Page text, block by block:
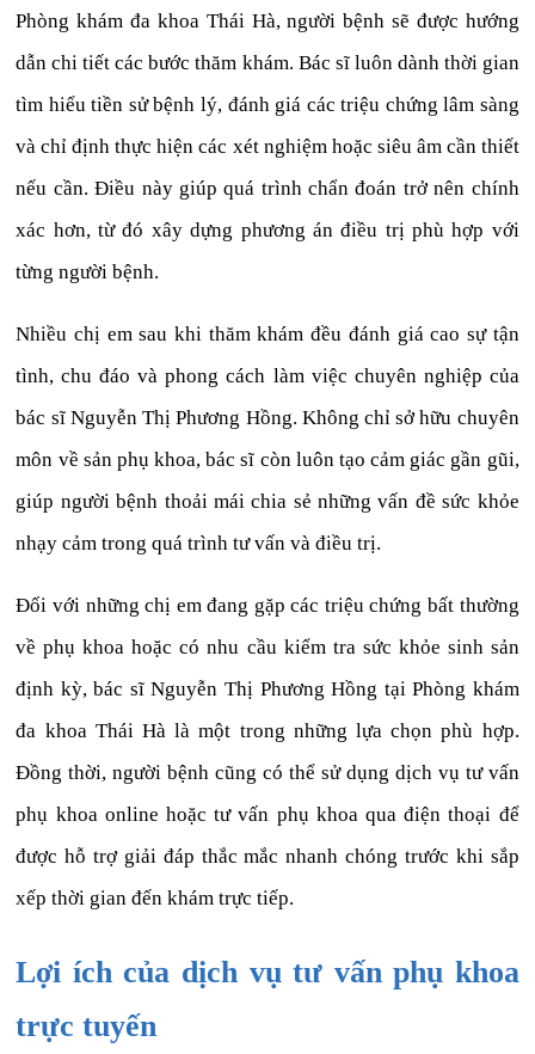
Phòng khám đa khoa Thái Hà, người bệnh sẽ được hướng
dẫn chi tiết các bước thăm khám. Bác sĩ luôn dành thời gian
tìm hiểu tiền sử bệnh lý, đánh giá các triệu chứng lâm sàng
và chỉ định thực hiện các xét nghiệm hoặc siêu âm cần thiết
nếu cần. Điều này giúp quá trình chẩn đoán trở nên chính
xác hơn, từ đó xây dựng phương án điều trị phù hợp với
từng người bệnh.
Nhiều chị em sau khi thăm khám đều đánh giá cao sự tận
tình, chu đáo và phong cách làm việc chuyên nghiệp của
bác sĩ Nguyễn Thị Phương Hồng. Không chỉ sở hữu chuyên
môn về sản phụ khoa, bác sĩ còn luôn tạo cảm giác gần gũi,
giúp người bệnh thoải mái chia sẻ những vấn đề sức khỏe
nhạy cảm trong quá trình tư vấn và điều trị.
Đối với những chị em đang gặp các triệu chứng bất thường
về phụ khoa hoặc có nhu cầu kiểm tra sức khỏe sinh sản
định kỳ, bác sĩ Nguyễn Thị Phương Hồng tại Phòng khám
đa khoa Thái Hà là một trong những lựa chọn phù hợp.
Đồng thời, người bệnh cũng có thể sử dụng dịch vụ tư vấn
phụ khoa online hoặc tư vấn phụ khoa qua điện thoại để
được hỗ trợ giải đáp thắc mắc nhanh chóng trước khi sắp
xếp thời gian đến khám trực tiếp.
Lợi ích của dịch vụ tư vấn phụ khoa
trực tuyến